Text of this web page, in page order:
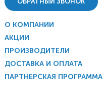
О КОМПАНИИ
АКЦИИ
ПРОИЗВОДИТЕЛИ
ДОСТАВКА И ОПЛАТА
ПАРТНЕРСКАЯ ПРОГРАММА